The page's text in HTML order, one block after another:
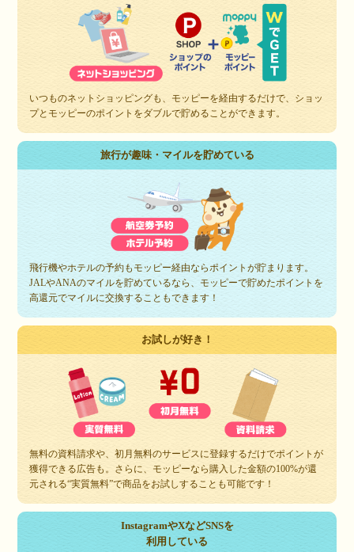
いつものネットショッピングも、モッピーを経由するだけで、ショッ
プとモッピーのポイントをダブルで貯めることができます。
旅行が趣味・マイルを貯めている
飛行機やホテルの予約もモッピー経由ならポイントが貯まります。
JALやANAのマイルを貯めているなら、モッピーで貯めたポイントを
高還元でマイルに交換することもできます！
お試しが好き！
無料の資料請求や、初月無料のサービスに登録するだけでポイントが
獲得できる広告も。さらに、モッピーなら購入した金額の100%が還
元される“実質無料”で商品をお試しすることも可能です！
InstagramやXなどSNSを
利用している